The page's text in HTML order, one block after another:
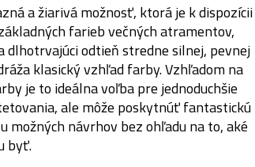
a žiarivá možnosť, ktorá je k dispozícii
farieb večných atramentov,
dlhotrvajúci odtieň stredne silnej, pevnej
klasický vzhľad farby. Vzhľadom na
je to ideálna voľba pre jednoduchšie
ale môže poskytnúť fantastickú
možných návrhov bez ohľadu na to, aké
byť.